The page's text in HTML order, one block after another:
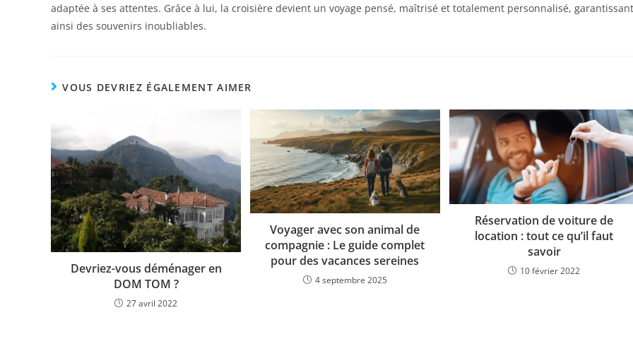
adaptée à ses attentes. Grâce à lui, la croisière devient un voyage pensé, maîtrisé et totalement personnalisé, garantissant
ainsi des souvenirs inoubliables.
VOUS DEVRIEZ ÉGALEMENT AIMER
Devriez-vous déménager en
DOM TOM ?
27 avril 2022
Voyager avec son animal de
compagnie : Le guide complet
pour des vacances sereines
4 septembre 2025
Réservation de voiture de
location : tout ce qu’il faut
savoir
10 février 2022